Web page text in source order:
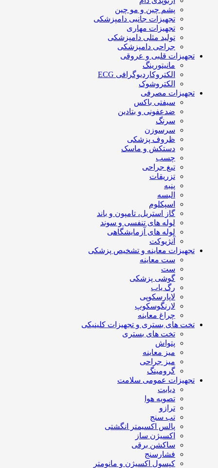
پشم چین و مو چین
تجهیزات جانبی دامپزشکی
تجهیزات مهاری
تولید مثلی دامپزشکی
جراحی دامپزشکی
تجهیزات قلبی و عروقی
مانیتورینگ
الکتروکاردیوگرافی ECG
الکتروشوک
تجهیزات مصرفی
سیفتی باکس
ضدعفونی و بتادین
سرنگ
سرسوزن
ظروف پزشکی
دستکش و ماسک
چسب
تیغ جراحی
تزریقات
پنبه
البسه
اسپکلوم
گاز استریل، تامپون و باند
لوله های تنفسی و سوند
لوله های آزمایشگاهی
آنژیوکت
تجهیزات معاینه و تشخیص پزشکی
ست معاینه
ست
گوشی پزشکی
رگ یاب
لاپارسکوپی
لارنگوسکوپ
چراغ معاینه
تخت های بستری و تجهیزات کلینیکی
تخت های بستری
پتواش
میز معاینه
میز جراحی
گرومینگ
تجهیزات عمومی سلامت
دیابت
تصویه هوا
ترازو
تب سنج
پالس اکسیمتر انگشتی
اکسیژن ساز
ساکشن برقی
فشارسنج
کپسول اکسیژن و مانومتر